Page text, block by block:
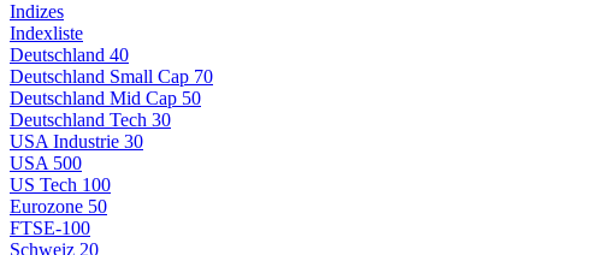
Indizes
Indexliste
Deutschland 40
Deutschland Small Cap 70
Deutschland Mid Cap 50
Deutschland Tech 30
USA Industrie 30
USA 500
US Tech 100
Eurozone 50
FTSE-100
Schweiz 20